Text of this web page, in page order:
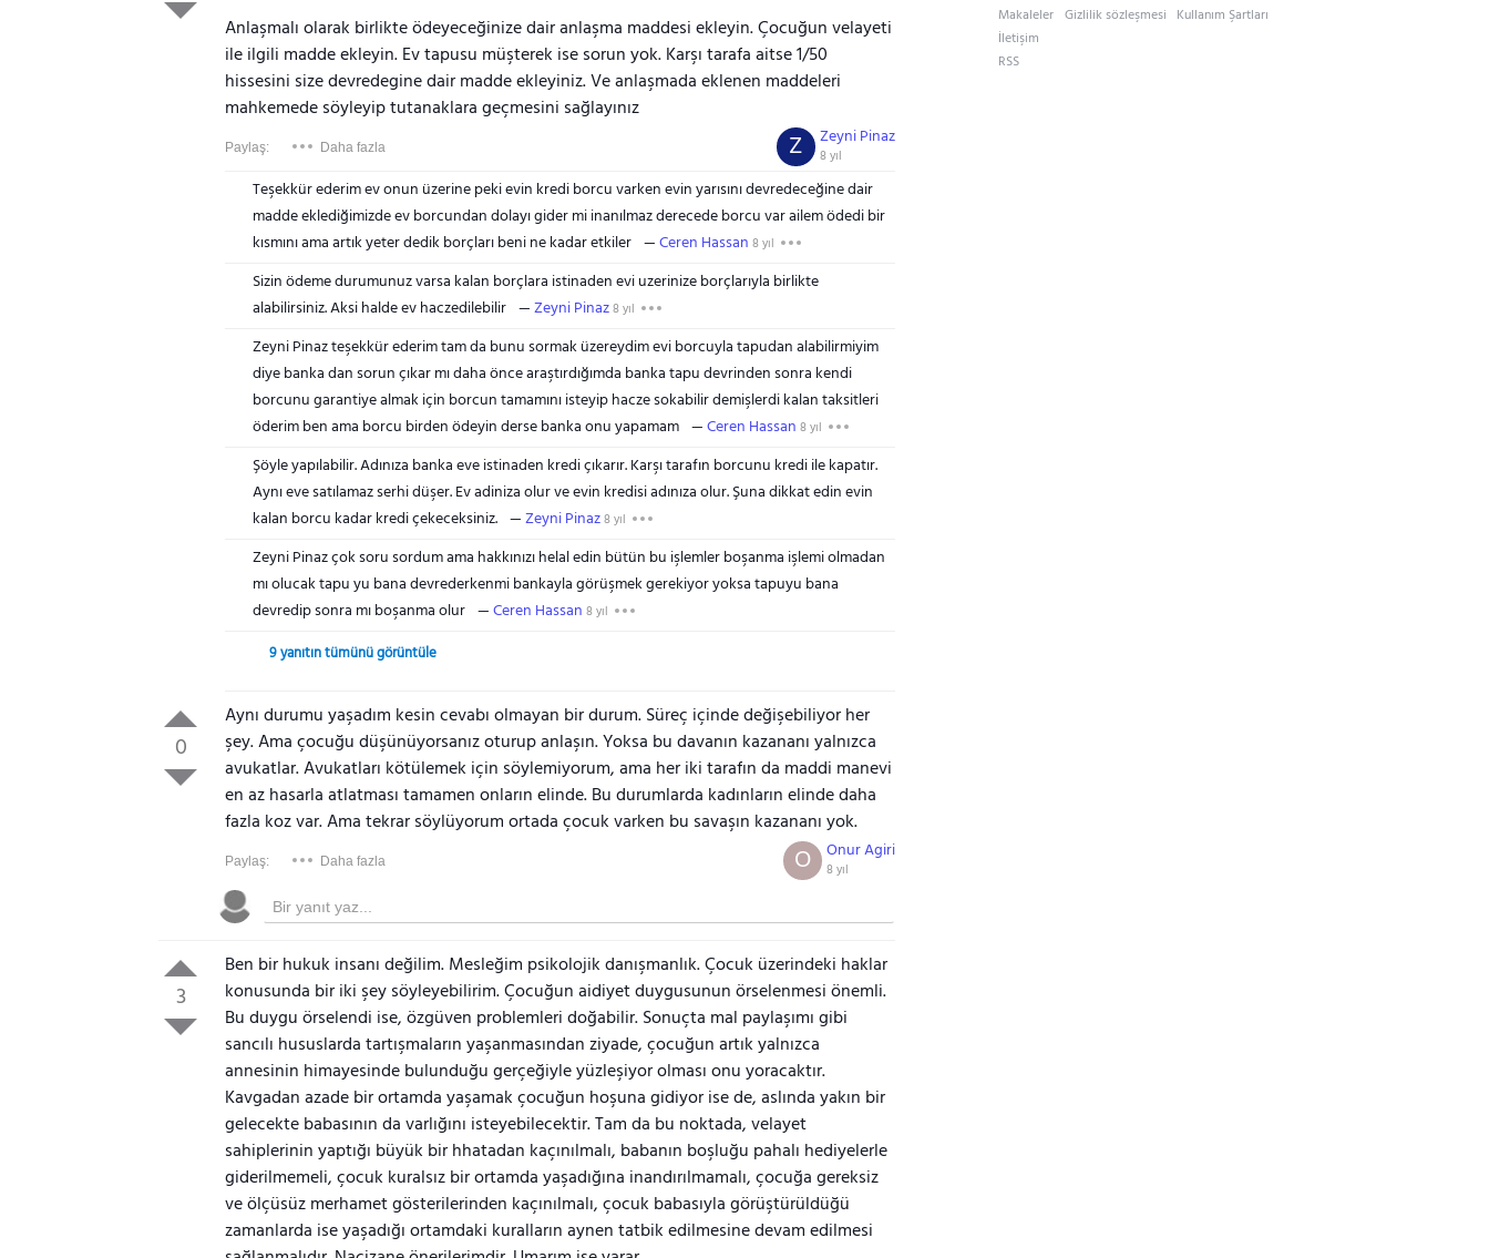
Anlaşmalı olarak birlikte ödeyeceğinize dair anlaşma maddesi ekleyin. Çocuğun velayeti
ile ilgili madde ekleyin. Ev tapusu müşterek ise sorun yok. Karşı tarafa aitse 1/50
hissesini size devredegine dair madde ekleyiniz. Ve anlaşmada eklenen maddeleri
mahkemede söyleyip tutanaklara geçmesini sağlayınız
Paylaş: Daha fazla Zeyni Pinaz
8 yıl
Z
Teşekkür ederim ev onun üzerine peki evin kredi borcu varken evin yarısını devredeceğine dair
madde eklediğimizde ev borcundan dolayı gider mi inanılmaz derecede borcu var ailem ödedi bir
kısmını ama artık yeter dedik borçları beni ne kadar etkiler
Ceren Hassan 8 yıl
Sizin ödeme durumunuz varsa kalan borçlara istinaden evi uzerinize borçlarıyla birlikte
alabilirsiniz. Aksi halde ev haczedilebilir
Zeyni Pinaz8 yıl
Zeyni Pinaz teşekkür ederim tam da bunu sormak üzereydim evi borcuyla tapudan alabilirmiyim
diye banka dan sorun çıkar mı daha önce araştırdığımda banka tapu devrinden sonra kendi
borcunu garantiye almak için borcun tamamını isteyip hacze sokabilir demişlerdi kalan taksitleri
öderim ben ama borcu birden ödeyin derse banka onu yapamam
Ceren Hassan 8 yıl
Şöyle yapılabilir. Adınıza banka eve istinaden kredi çıkarır. Karşı tarafın borcunu kredi ile kapatır.
Aynı eve satılamaz serhi düşer. Ev adiniza olur ve evin kredisi adınıza olur. Şuna dikkat edin evin
kalan borcu kadar kredi çekeceksiniz.
Zeyni Pinaz8 yıl
Zeyni Pinaz çok soru sordum ama hakkınızı helal edin bütün bu işlemler boşanma işlemi olmadan
mı olucak tapu yu bana devrederkenmi bankayla görüşmek gerekiyor yoksa tapuyu bana
devredip sonra mı boşanma olur
Ceren Hassan 8 yıl
9 yanıtın tümünü görüntüle
0
Aynı durumu yaşadım kesin cevabı olmayan bir durum. Süreç içinde değişebiliyor her
şey. Ama çocuğu düşünüyorsanız oturup anlaşın. Yoksa bu davanın kazananı yalnızca
avukatlar. Avukatları kötülemek için söylemiyorum, ama her iki tarafın da maddi manevi
en az hasarla atlatması tamamen onların elinde. Bu durumlarda kadınların elinde daha
fazla koz var. Ama tekrar söylüyorum ortada çocuk varken bu savaşın kazananı yok.
Paylaş: Daha fazla Onur Agiri
8 yıl
O
3
Ben bir hukuk insanı değilim. Mesleğim psikolojik danışmanlık. Çocuk üzerindeki haklar
konusunda bir iki şey söyleyebilirim. Çocuğun aidiyet duygusunun örselenmesi önemli.
Bu duygu örselendi ise, özgüven problemleri doğabilir. Sonuçta mal paylaşımı gibi
sancılı hususlarda tartışmaların yaşanmasından ziyade, çocuğun artık yalnızca
annesinin himayesinde bulunduğu gerçeğiyle yüzleşiyor olması onu yoracaktır.
Kavgadan azade bir ortamda yaşamak çocuğun hoşuna gidiyor ise de, aslında yakın bir
gelecekte babasının da varlığını isteyebilecektir. Tam da bu noktada, velayet
sahiplerinin yaptığı büyük bir hhatadan kaçınılmalı, babanın boşluğu pahalı hediyelerle
giderilmemeli, çocuk kuralsız bir ortamda yaşadığına inandırılmamalı, çocuğa gereksiz
ve ölçüsüz merhamet gösterilerinden kaçınılmalı, çocuk babasıyla görüştürüldüğü
zamanlarda ise yaşadığı ortamdaki kuralların aynen tatbik edilmesine devam edilmesi
Makaleler Gizlilik sözleşmesi Kullanım Şartları
İletişim
RSS